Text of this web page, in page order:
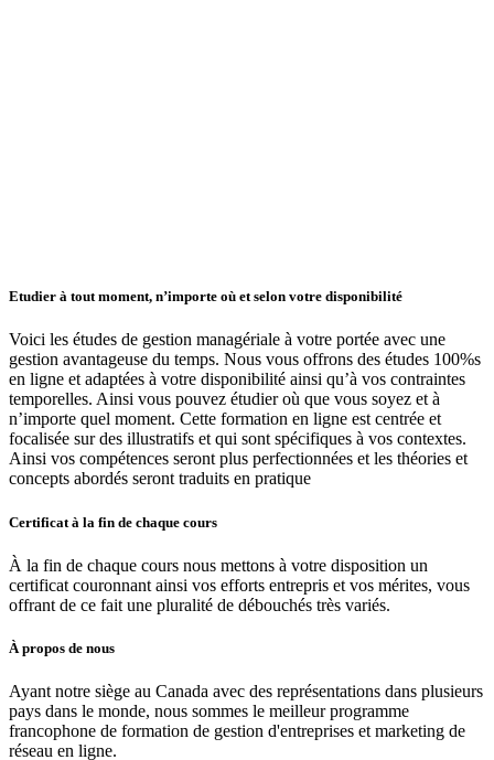
Etudier à tout moment, n’importe où et selon votre disponibilité
Voici les études de gestion managériale à votre portée avec une
gestion avantageuse du temps. Nous vous offrons des études 100%s
en ligne et adaptées à votre disponibilité ainsi qu’à vos contraintes
temporelles. Ainsi vous pouvez étudier où que vous soyez et à
n’importe quel moment. Cette formation en ligne est centrée et
focalisée sur des illustratifs et qui sont spécifiques à vos contextes.
Ainsi vos compétences seront plus perfectionnées et les théories et
concepts abordés seront traduits en pratique
Certificat à la fin de chaque cours
À la fin de chaque cours nous mettons à votre disposition un
certificat couronnant ainsi vos efforts entrepris et vos mérites, vous
offrant de ce fait une pluralité de débouchés très variés.
À propos de nous
Ayant notre siège au Canada avec des représentations dans plusieurs
pays dans le monde, nous sommes le meilleur programme
francophone de formation de gestion d'entreprises et marketing de
réseau en ligne.